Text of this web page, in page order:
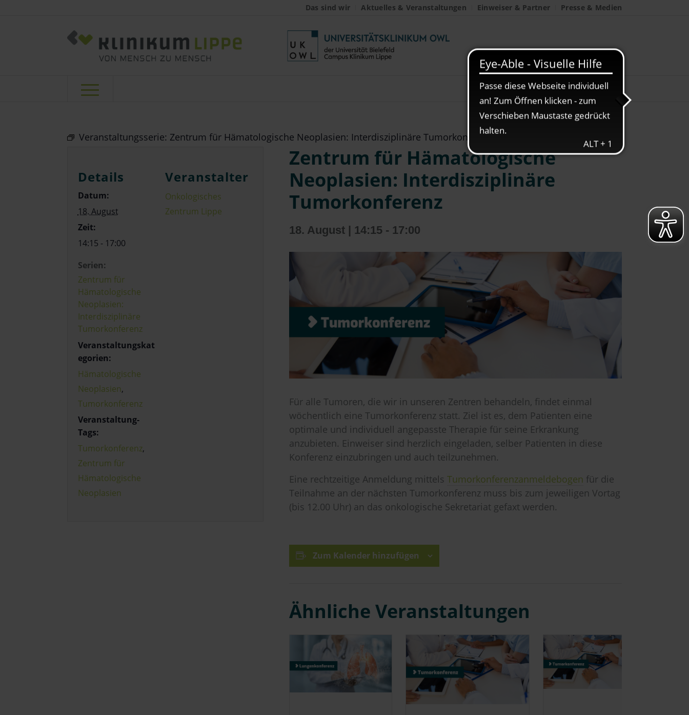
Das sind wir Aktuelles & Veranstaltungen Einweiser & Partner Presse & Medien
Veranstaltungsserie: Zentrum für Hämatologische Neoplasien: Interdisziplinäre Tumorkonferenz
Zentrum für Hämatologische
Neoplasien: Interdisziplinäre
Tumorkonferenz
18. August | 14:15 - 17:00
Für alle Tumoren, die wir in unseren Zentren behandeln, findet einmal
wöchentlich eine Tumorkonferenz statt. Ziel ist es, dem Patienten eine
optimale und individuell angepasste Therapie für seine Erkrankung
anzubieten. Einweiser sind herzlich eingeladen, selber Patienten in diese
Konferenz einzubringen und auch teilzunehmen.
Eine rechtzeitige Anmeldung mittels Tumorkonferenzanmeldebogen für die
Teilnahme an der nächsten Tumorkonferenz muss bis zum jeweiligen Vortag
(bis 12.00 Uhr) an das onkologische Sekretariat gefaxt werden.
Zum Kalender hinzufügen
Ähnliche Veranstaltungen
Details
Datum:
18. August
Zeit:
14:15 - 17:00
Serien:
Zentrum für
Hämatologische
Neoplasien:
Interdisziplinäre
Tumorkonferenz
Veranstaltungskat
egorien:
Hämatologische
Neoplasien,
Tumorkonferenz
Veranstaltung-
Tags:
Tumorkonferenz,
Zentrum für
Hämatologische
Neoplasien
Veranstalter
Onkologisches
Zentrum Lippe